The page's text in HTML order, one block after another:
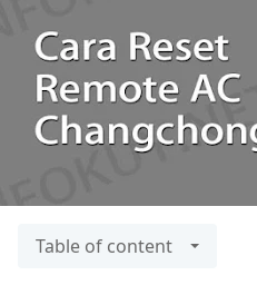
Table of content